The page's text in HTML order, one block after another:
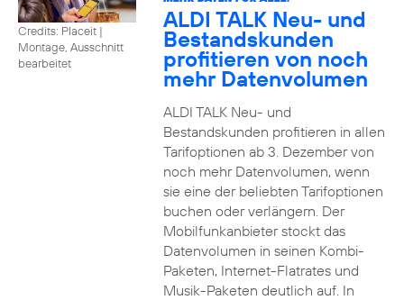
Credits: Placeit |
Montage, Ausschnitt
bearbeitet
ALDI TALK Neu- und
Bestandskunden
profitieren von noch
mehr Datenvolumen
ALDI TALK Neu- und
Bestandskunden profitieren in allen
Tarifoptionen ab 3. Dezember von
noch mehr Datenvolumen, wenn
sie eine der beliebten Tarifoptionen
buchen oder verlängern. Der
Mobilfunkanbieter stockt das
Datenvolumen in seinen Kombi-
Paketen, Internet-Flatrates und
Musik-Paketen deutlich auf. In